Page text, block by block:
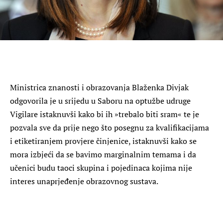
Ministrica znanosti i obrazovanja Blaženka Divjak
odgovorila je u srijedu u Saboru na optužbe udruge
Vigilare istaknuvši kako bi ih »trebalo biti sram« te je
pozvala sve da prije nego što posegnu za kvalifikacijama
i etiketiranjem provjere činjenice, istaknuvši kako se
mora izbjeći da se bavimo marginalnim temama i da
učenici budu taoci skupina i pojedinaca kojima nije
interes unaprjeđenje obrazovnog sustava.